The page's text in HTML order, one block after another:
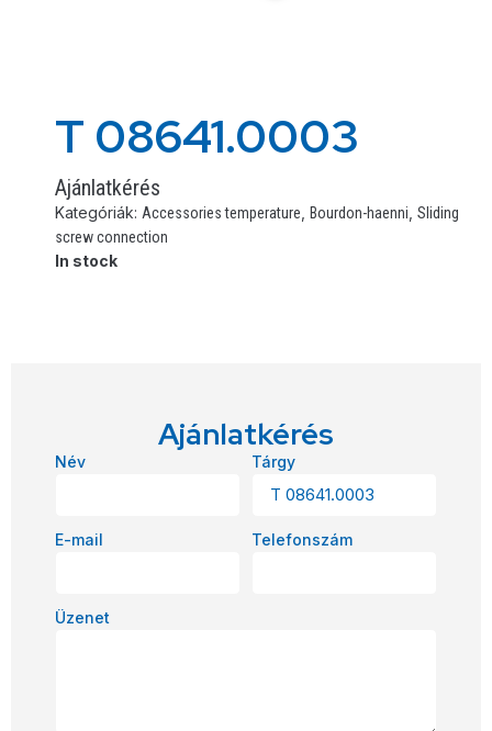
T 08641.0003
Ajánlatkérés
Kategóriák: Accessories temperature Bourdon-haenni Sliding
screw connection
In stock
Ajánlatkérés
Név Tárgy
E-mail Telefonszám
Üzenet